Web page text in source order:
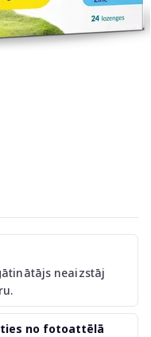
neaizstāj
no fotoattēlā